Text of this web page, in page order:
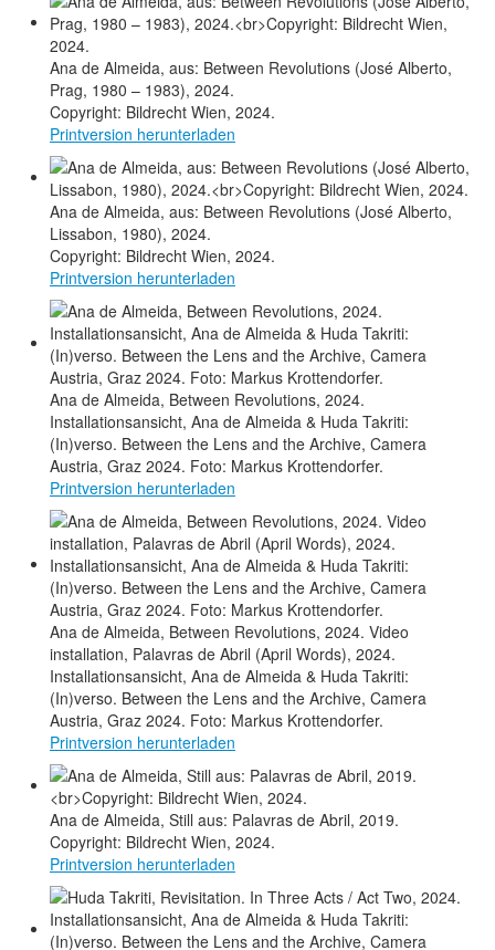
Ana de Almeida, aus: Between Revolutions (José Alberto,
Prag, 1980 – 1983), 2024.
Copyright: Bildrecht Wien, 2024.
Printversion herunterladen
Ana de Almeida, aus: Between Revolutions (José Alberto,
Lissabon, 1980), 2024.
Copyright: Bildrecht Wien, 2024.
Printversion herunterladen
Ana de Almeida, Between Revolutions, 2024.
Installationsansicht, Ana de Almeida & Huda Takriti:
(In)verso. Between the Lens and the Archive, Camera
Austria, Graz 2024. Foto: Markus Krottendorfer.
Printversion herunterladen
Ana de Almeida, Between Revolutions, 2024. Video
installation, Palavras de Abril (April Words), 2024.
Installationsansicht, Ana de Almeida & Huda Takriti:
(In)verso. Between the Lens and the Archive, Camera
Austria, Graz 2024. Foto: Markus Krottendorfer.
Printversion herunterladen
Ana de Almeida, Still aus: Palavras de Abril, 2019.
Copyright: Bildrecht Wien, 2024.
Printversion herunterladen